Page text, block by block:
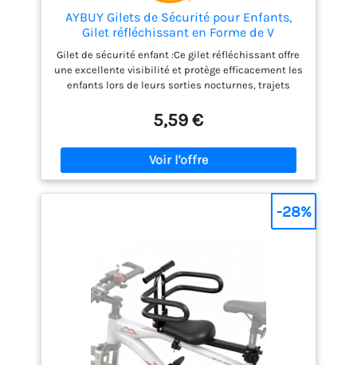
AYBUY Gilets de Sécurité pour Enfants,
Gilet réfléchissant en Forme de V
Gilet de sécurité enfant :Ce gilet réfléchissant offre
une excellente visibilité et protège efficacement les
enfants lors de leurs sorties nocturnes, trajets
quotidiennes. Gilet réfléchissant en forme de V : Ce
gilet réfléchissant ajustable en forme de V est
conçu de manière ergonomique et peut être ajusté
pour un confort optimal et une grande liberté de
mouvement. Portable et facile à ranger :Léger et
facile à ranger, ce gilet de sécurité enfant est
pratique à transporter et idéal pour les voyages ou
sorties scolaires, vélo et autres activités de plein
air. Il signale efficacement la présence des
véhicules et des piétons, assurant ainsi une
meilleure protection des enfants. Unisexe :Ce gilet
de sécurité convient à tous les enfants, filles et
garçons. Confortable et pratique, il constitue
également un cadeau idéal pour les amis et la
5,59 €
-28%